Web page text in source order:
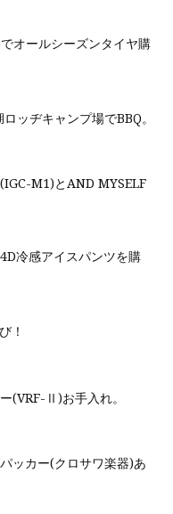
オールシーズンタイヤ購
ッヂキャンプ場でBBQ。
M1)とAND MYSELF
冷感アイスパンツを購
！
(VRF-Ⅱ)お手入れ。
ッカー(クロサワ楽器)あ